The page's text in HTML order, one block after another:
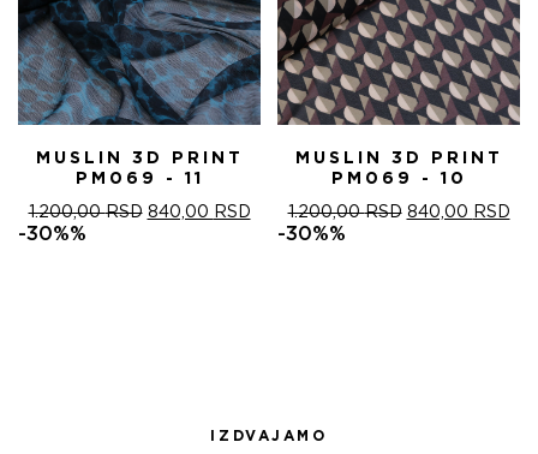
MUSLIN 3D PRINT
PM069 - 11
1.200,00RSD ОРИГИНАЛНА
840,00 RSDТРЕНУТНА
ЦЕНА
-30%%
MUSLIN 3D PRINT
PM069 - 10
1.200,00RSD ОРИГИНАЛНА
840,00 RSD
-30%%
IZDVAJAMO